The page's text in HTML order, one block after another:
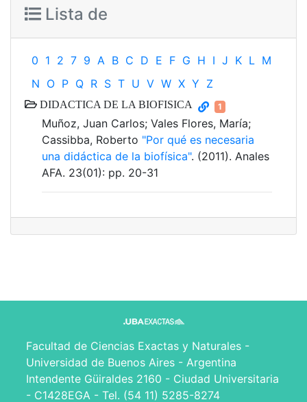
Lista de
0 1 2 7 9 A B C D E F G H I J K L M
N O P Q R S T U V W X Y Z
DIDACTICA DE LA BIOFISICA 1
Muñoz, Juan Carlos; Vales Flores, María;
Cassibba, Roberto "Por qué es necesaria
una didáctica de la biofísica". (2011). Anales
AFA. 23(01): pp. 20-31
Facultad de Ciencias Exactas y Naturales -
Universidad de Buenos Aires - Argentina
Intendente Güiraldes 2160 - Ciudad Universitaria
- C1428EGA - Tel. (54 11) 5285-8274